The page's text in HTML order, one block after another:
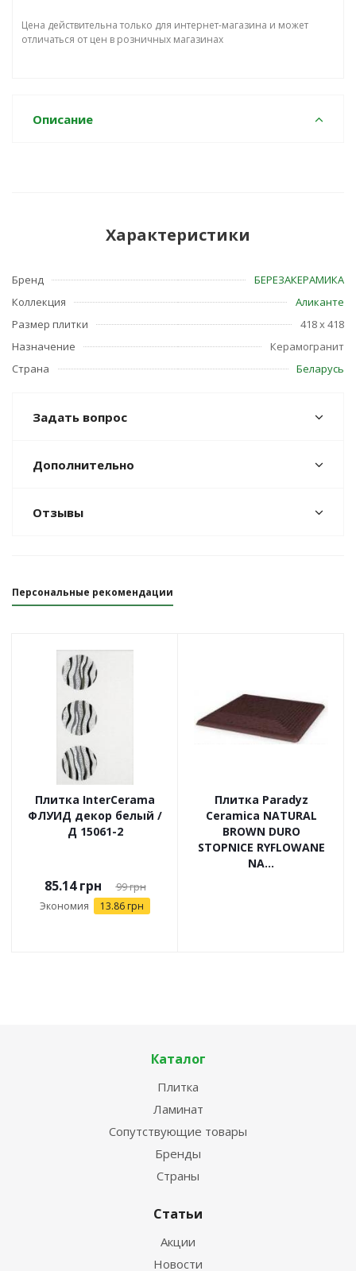
Цена действительна только для интернет-магазина и может
отличаться от цен в розничных магазинах
Описание
Характеристики
Бренд
БЕРЕЗАКЕРАМИКА
Коллекция
Аликанте
Размер плитки
418 x 418
Назначение
Керамогранит
Страна
Беларусь
Задать вопрос
Дополнительно
Отзывы
Персональные рекомендации
Плитка InterCerama
ФЛУИД декор белый /
Д 15061-2
85.14грн 99грн
Экономия 13.86 грн
Плитка Paradyz
Ceramica NATURAL
BROWN DURO
STOPNICE RYFLOWANE
NA...
Каталог
Плитка
Ламинат
Сопутствующие товары
Бренды
Страны
Статьи
Акции
Новости